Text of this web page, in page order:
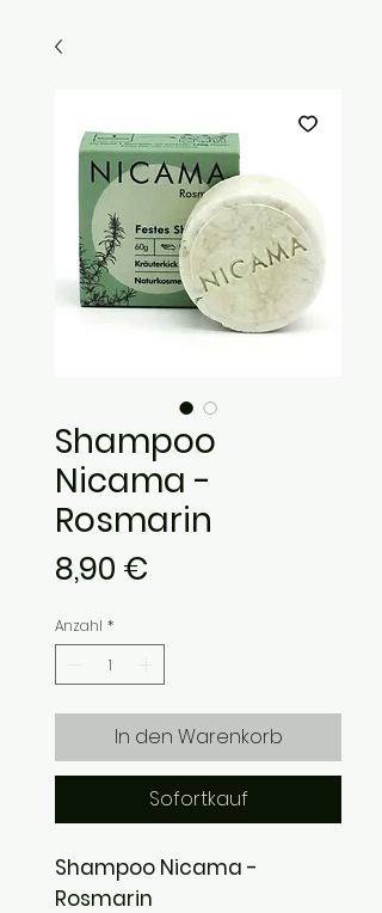
Shampoo
Nicama -
Rosmarin
8,90 €
Anzahl *
In den Warenkorb
Sofortkauf
Shampoo Nicama -
Rosmarin